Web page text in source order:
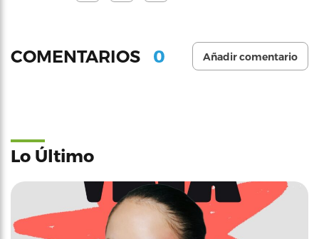
COMENTARIOS 0 Añadir comentario
Lo Último